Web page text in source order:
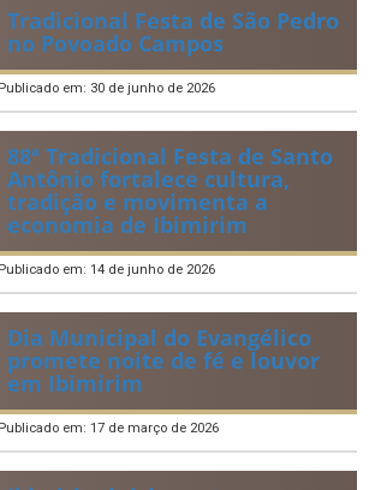
Quadrilhas Juninas de
Ibimirim mantêm viva a
tradição e representam o
munícipio em Pernambuco
Publicado em: 2 de julho de 2026
Tradicional Festa de São Pedro
no Povoado Campos
88ª Tradicional Festa de Santo
Antônio fortalece cultura,
tradição e movimenta a
economia de Ibimirim